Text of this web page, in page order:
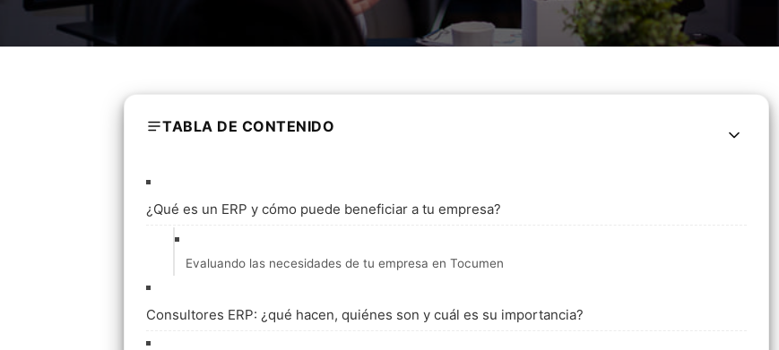
TABLA DE CONTENIDO
¿Qué es un ERP y cómo puede beneficiar a tu empresa?
Evaluando las necesidades de tu empresa en Tocumen
Consultores ERP: ¿qué hacen, quiénes son y cuál es su importancia?